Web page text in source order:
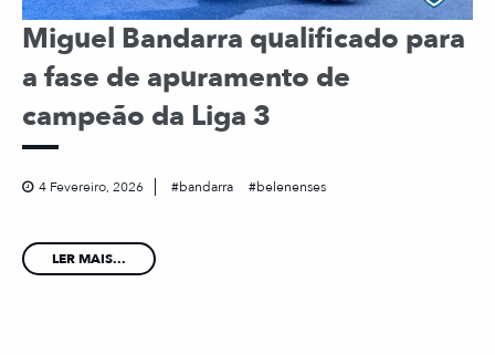
Miguel Bandarra qualificado para
a fase de apuramento de
campeão da Liga 3
4 Fevereiro, 2026 bandarra belenenses
LER MAIS...